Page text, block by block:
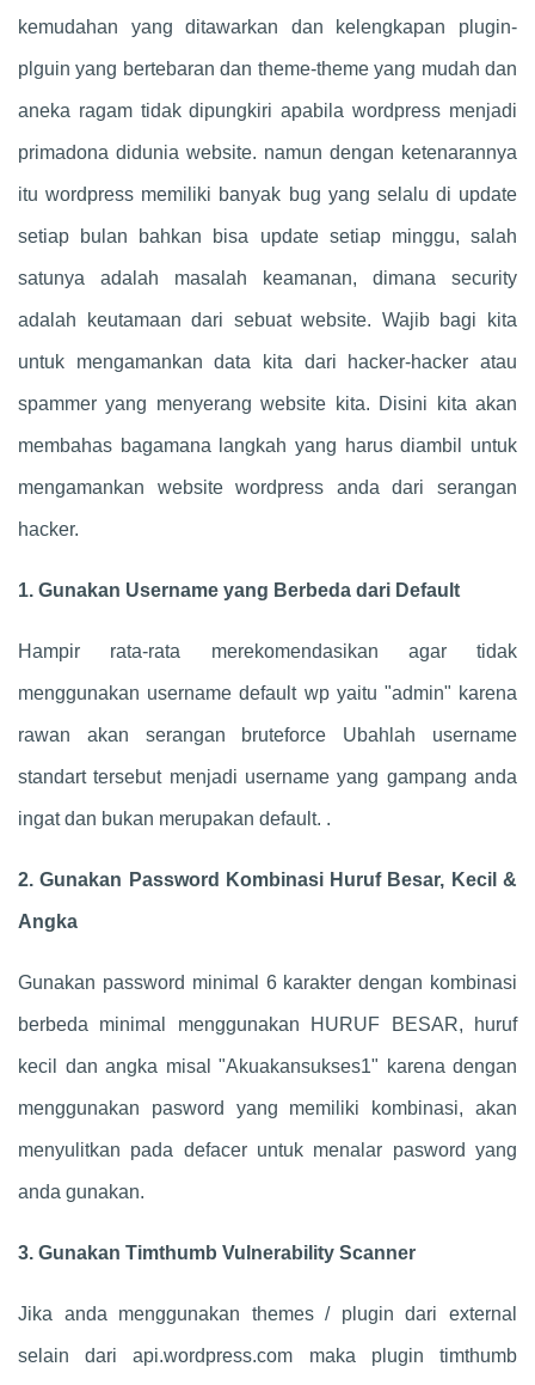
kemudahan yang ditawarkan dan kelengkapan plugin-
plguin yang bertebaran dan theme-theme yang mudah dan
aneka ragam tidak dipungkiri apabila wordpress menjadi
primadona didunia website. namun dengan ketenarannya
itu wordpress memiliki banyak bug yang selalu di update
setiap bulan bahkan bisa update setiap minggu, salah
satunya adalah masalah keamanan, dimana security
adalah keutamaan dari sebuat website. Wajib bagi kita
untuk mengamankan data kita dari hacker-hacker atau
spammer yang menyerang website kita. Disini kita akan
membahas bagamana langkah yang harus diambil untuk
mengamankan website wordpress anda dari serangan
hacker.
1. Gunakan Username yang Berbeda dari Default
Hampir rata-rata merekomendasikan agar tidak
menggunakan username default wp yaitu "admin" karena
rawan akan serangan bruteforce Ubahlah username
standart tersebut menjadi username yang gampang anda
ingat dan bukan merupakan default. .
2. Gunakan Password Kombinasi Huruf Besar, Kecil &
Angka
Gunakan password minimal 6 karakter dengan kombinasi
berbeda minimal menggunakan HURUF BESAR, huruf
kecil dan angka misal "Akuakansukses1" karena dengan
menggunakan pasword yang memiliki kombinasi, akan
menyulitkan pada defacer untuk menalar pasword yang
anda gunakan.
3. Gunakan Timthumb Vulnerability Scanner
Jika anda menggunakan themes / plugin dari external
selain dari api.wordpress.com maka plugin timthumb